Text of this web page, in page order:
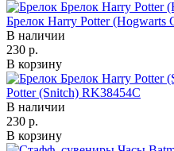
Брелок Harry Potter (Hogwarts
В наличии
230 р.
В корзину
Potter (Snitch) RK38454C
В наличии
230 р.
В корзину